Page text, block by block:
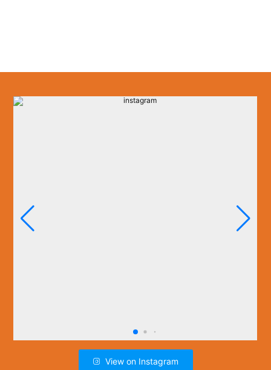
View on Instagram